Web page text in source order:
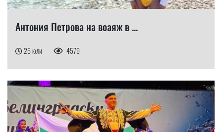
Антония Петрова на воаяж в ...
26 юли 4579